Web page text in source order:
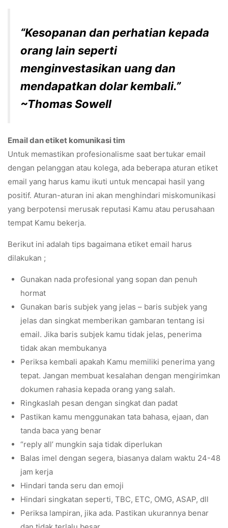
“Kesopanan dan perhatian kepada
orang lain seperti
menginvestasikan uang dan
mendapatkan dolar kembali.”
~Thomas Sowell
Email dan etiket komunikasi tim
Untuk memastikan profesionalisme saat bertukar email
dengan pelanggan atau kolega, ada beberapa aturan etiket
email yang harus kamu ikuti untuk mencapai hasil yang
positif. Aturan-aturan ini akan menghindari miskomunikasi
yang berpotensi merusak reputasi Kamu atau perusahaan
tempat Kamu bekerja.
Berikut ini adalah tips bagaimana etiket email harus
dilakukan ;
Gunakan nada profesional yang sopan dan penuh
hormat
Gunakan baris subjek yang jelas – baris subjek yang
jelas dan singkat memberikan gambaran tentang isi
email. Jika baris subjek kamu tidak jelas, penerima
tidak akan membukanya
Periksa kembali apakah Kamu memiliki penerima yang
tepat. Jangan membuat kesalahan dengan mengirimkan
dokumen rahasia kepada orang yang salah.
Ringkaslah pesan dengan singkat dan padat
Pastikan kamu menggunakan tata bahasa, ejaan, dan
tanda baca yang benar
“reply all’ mungkin saja tidak diperlukan
Balas imel dengan segera, biasanya dalam waktu 24-48
jam kerja
Hindari tanda seru dan emoji
Hindari singkatan seperti, TBC, ETC, OMG, ASAP, dll
Periksa lampiran, jika ada. Pastikan ukurannya benar